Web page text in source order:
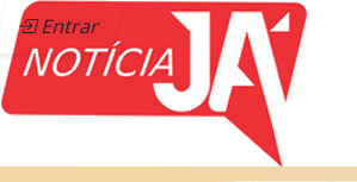
Entrar